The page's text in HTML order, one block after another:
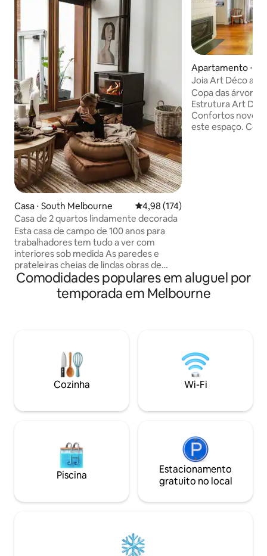
Casa ⋅ South Melbourne 4,98 de uma avaliação média de
4,98 (174)
Casa de 2 quartos lindamente decorada
Esta casa de campo de 100 anos para
trabalhadores tem tudo a ver com
interiores sob medida As paredes e
prateleiras cheias de lindas obras de
arte, a casa tem peças vintage
especialmente adquiridas espalhadas
por toda parte, as camas são
da estrada dos Mercados do Sul de
Melbourne, a uma curta distância a pé
do Lago Albert Park e uma rápida
viagem de bonde para o CBD. Por favor,
se necessário.
Apartamento ⋅
rne
Joia Art Déco
e caminhada pela
Copa das
Estrutura Art
Confortos novos.
este espaço.
Comodidades populares em aluguel por
temporada em Melbourne
Cozinha Wi-Fi
Piscina
Estacionamento
gratuito no local